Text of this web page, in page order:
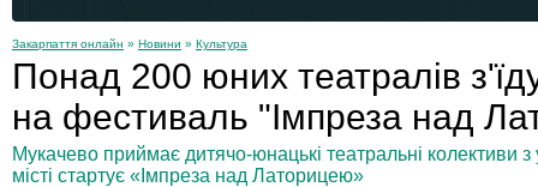
Закарпаття онлайн » Новини » Культура
Понад 200 юних театралів
на фестиваль "Імпреза над
Мукачево приймає дитячо-юнацькі театральні колективи з
місті стартує «Імпреза над Латорицею»